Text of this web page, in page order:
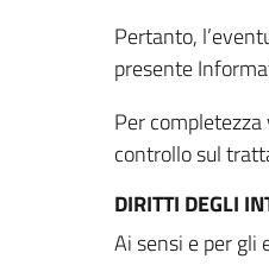
Pertanto,
presente
Per
controllo sul
DIRITTI DEGLI
Ai sensi e per gli